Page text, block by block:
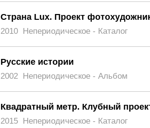
Страна Lux. Проект
2010 Непериодическое - Каталог
Русские истории
2002 Непериодическое - Альбом
Квадратный метр. Клубный
2015 Непериодическое - Каталог